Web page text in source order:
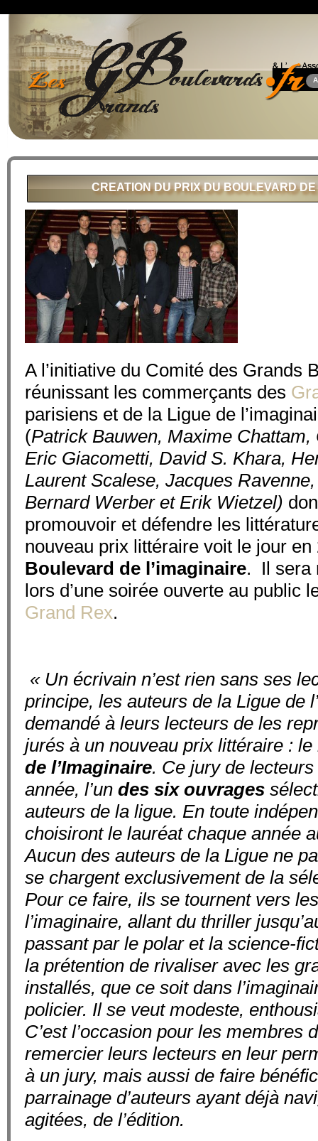
CREATION DU PRIX DU BOULEVARD
A l’initiative du Comité des Grands
réunissant les commerçants des
parisiens et de la Ligue de
(Patrick Bauwen, Maxime
Eric Giacometti, David S. Khara,
Laurent Scalese, Jacques
Bernard Werber et Erik Wietzel)
promouvoir et défendre les
nouveau prix littéraire voit le jour
Boulevard de l’imaginaire. Il sera
lors d’une soirée ouverte au public
Grand Rex.
« Un écrivain n’est rien sans ses
principe, les auteurs de la Ligue de
demandé à leurs lecteurs de les
jurés à un nouveau prix littéraire : le
de l’Imaginaire. Ce jury de
année, l’un des six ouvrages
auteurs de la ligue. En toute
choisiront le lauréat chaque année
Aucun des auteurs de la Ligue ne
se chargent exclusivement de la
Pour ce faire, ils se tournent vers
l’imaginaire, allant du thriller
passant par le polar et la science-
la prétention de rivaliser avec les
installés, que ce soit dans
policier. Il se veut modeste,
C’est l’occasion pour les membres
remercier leurs lecteurs en leur
à un jury, mais aussi de faire
parrainage d’auteurs ayant déjà
agitées, de l’édition.